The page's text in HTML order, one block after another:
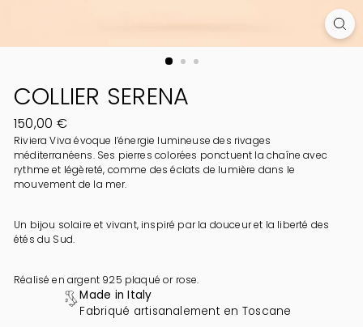
COLLIER SERENA
Prix
régulier
150,00 €
Riviera Viva évoque l’énergie lumineuse des rivages
méditerranéens. Ses pierres colorées ponctuent la chaîne avec
rythme et légèreté, comme des éclats de lumière dans le
mouvement de la mer.
Un bijou solaire et vivant, inspiré par la douceur et la liberté des
étés du Sud.
Réalisé en argent 925 plaqué or rose.
Made in Italy
Fabriqué artisanalement en Toscane